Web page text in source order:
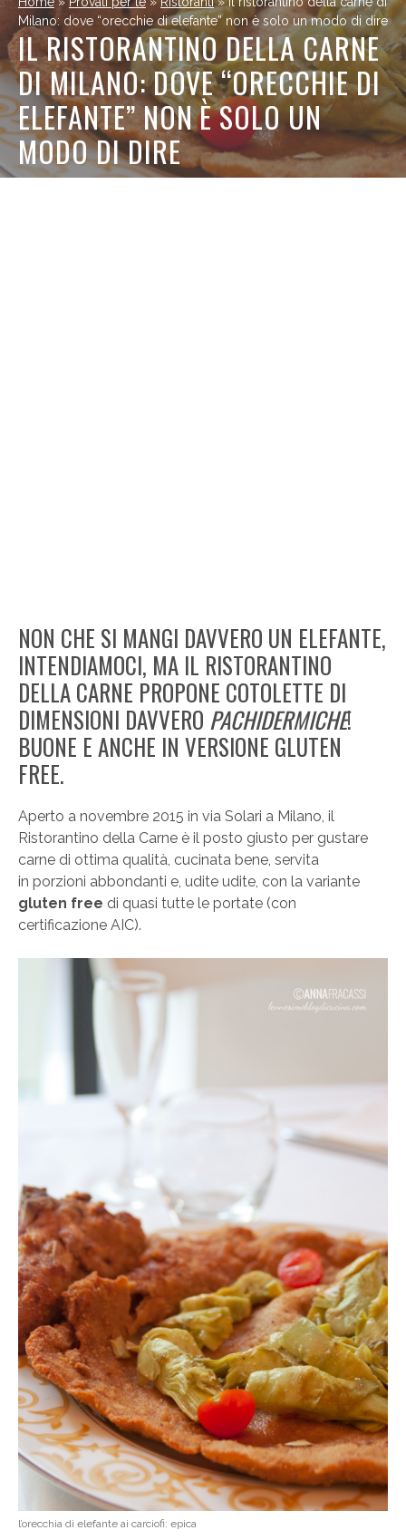
Milano: dove “orecchie di elefante” non è solo un modo di dire
IL RISTORANTINO DELLA CARNE
DI MILANO: DOVE “ORECCHIE DI
ELEFANTE” NON È SOLO UN
MODO DI DIRE
NON CHE SI MANGI DAVVERO UN ELEFANTE,
INTENDIAMOCI, MA IL RISTORANTINO
DELLA CARNE PROPONE COTOLETTE DI
DIMENSIONI DAVVERO PACHIDERMICHE!
BUONE E ANCHE IN VERSIONE GLUTEN
FREE.
Aperto a novembre 2015 in via Solari a Milano, il
Ristorantino della Carne è il posto giusto per gustare
carne di ottima qualità, cucinata bene, servita
in porzioni abbondanti e, udite udite, con la variante
gluten free di quasi tutte le portate (con
certificazione AIC).
l’orecchia di elefante ai carciofi: epica